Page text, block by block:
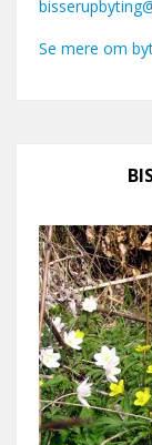
Se mere om